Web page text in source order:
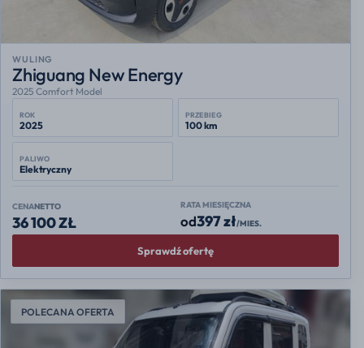
WULING
Zhiguang New Energy
2025 Comfort Model
ROK
2025
PRZEBIEG
100 km
PALIWO
Elektryczny
CENANETTO
36 100 ZŁ
RATA MIESIĘCZNA
od397 zł/MIES.
Sprawdź ofertę
POLECANA OFERTA